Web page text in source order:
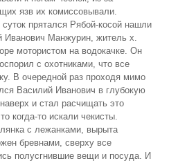
язв их комиссовывали.
прятался Рябой-косой нашли
Иванович Манжурин, житель х.
мотористом на водокачке. Он
с охотниками, что все
В очередной раз проходя мимо
Василий Иванович в глубокую
и стал расчищать это
когда-то искали чекисты.
с лежанками, вырыта
бревнами, сверху все
полусгнившие вещи и посуда. И